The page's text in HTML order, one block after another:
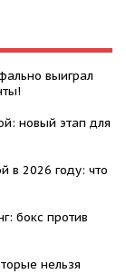
выиграл
новый этап для
в 2026 году: что
бокс против
нельзя